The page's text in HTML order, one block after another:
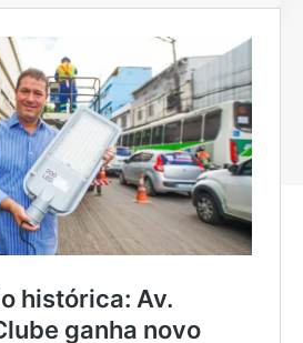
do euro.
Siga-nos
os Direitos Reservados. A reprodução
desde que seja citada a fonte.